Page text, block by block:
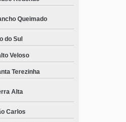
químicos com
com atendimento
Queimado
do Sul
Veloso
Terezinha
Alta
Carlos